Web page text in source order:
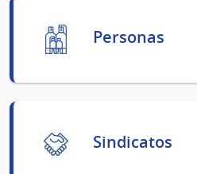
Personas
Sindicatos